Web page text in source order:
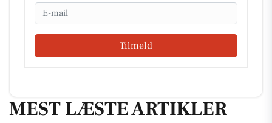
Email
Tilmeld
MEST LÆSTE ARTIKLER